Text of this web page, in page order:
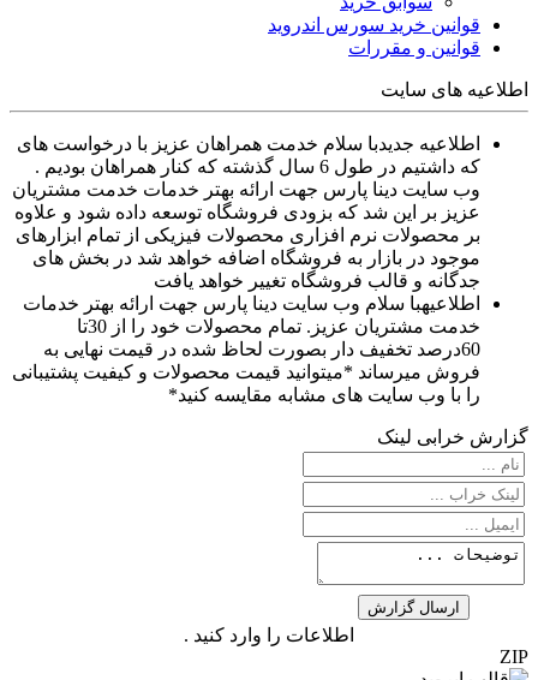
قوانین خرید سورس اندروید
قوانین و مقررات
اطلاعیه های سایت
اطلاعیه جدیدبا سلام خدمت همراهان عزیز با درخواست های
که داشتیم در طول 6 سال گذشته که کنار همراهان بودیم .
وب سایت دینا پارس جهت ارائه بهتر خدمات خدمت مشتریان
عزیز بر این شد که بزودی فروشگاه توسعه داده شود و علاوه
بر محصولات نرم افزاری محصولات فیزیکی از تمام ابزارهای
موجود در بازار به فروشگاه اضافه خواهد شد در بخش های
جدگانه و قالب فروشگاه تغییر خواهد یافت
اطلاعیهبا سلام وب سایت دینا پارس جهت ارائه بهتر خدمات
خدمت مشتریان عزیز. تمام محصولات خود را از 30تا
60درصد تخفیف دار بصورت لحاظ شده در قیمت نهایی به
فروش میرساند *میتوانید قیمت محصولات و کیفیت پشتیبانی
را با وب سایت های مشابه مقایسه کنید*
گزارش خرابی لینک
اطلاعات را وارد کنید .
ZIP